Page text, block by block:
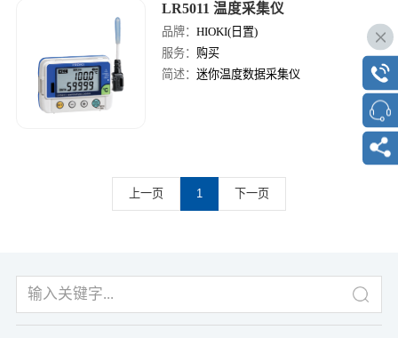
LR5011 温度采集仪
品牌：HIOKI(日置)
服务： 购买
简述：迷你温度数据采集仪
上一页 1 下一页